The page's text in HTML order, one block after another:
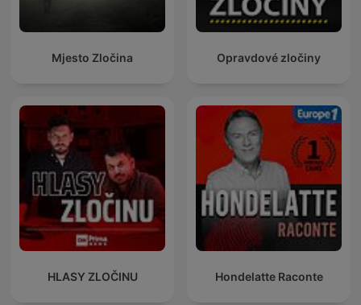
Mjesto Zločina Opravdové zločiny
HLASY ZLOČINU Hondelatte Raconte